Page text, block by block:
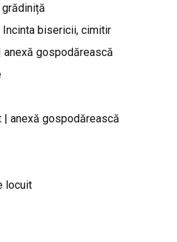
bisericii, cimitir
gospodărească
anexă gospodărească
locuit